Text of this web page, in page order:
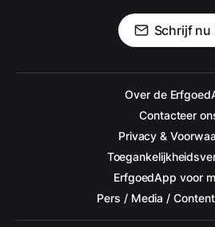
Schrijf nu
Over de
Contacteer
Privacy &
ErfgoedApp voor
Pers / Media /